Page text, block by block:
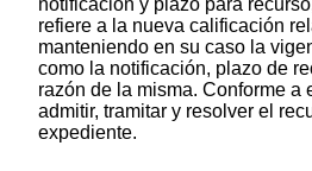
notificación y plazo para
refiere a la nueva calificación
manteniendo en su caso la
como la notificación, plazo de
razón de la misma. Conforme a
admitir, tramitar y resolver el
expediente.